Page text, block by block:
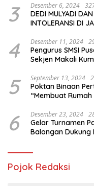
3 Desember 6, 2024
DEDI MULYADI
INTOLERANSI DI
4 Desember 11, 2024
Pengurus SMSI
Sekjen Makali
5 September 13, 2024
Poktan Binaan
“Membuat
6 Desember 23, 2024
Gelar Turnamen
Balongan Dukung
Pojok Redaksi